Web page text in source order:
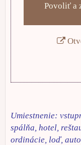
Povoliť a
Umiestnenie:
spálňa, hotel,
ordinácie, loď,